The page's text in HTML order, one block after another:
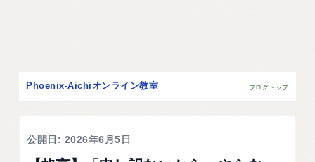
Phoenix-Aichiオンライン教室 ブログトップ
公開日: 2026年6月5日